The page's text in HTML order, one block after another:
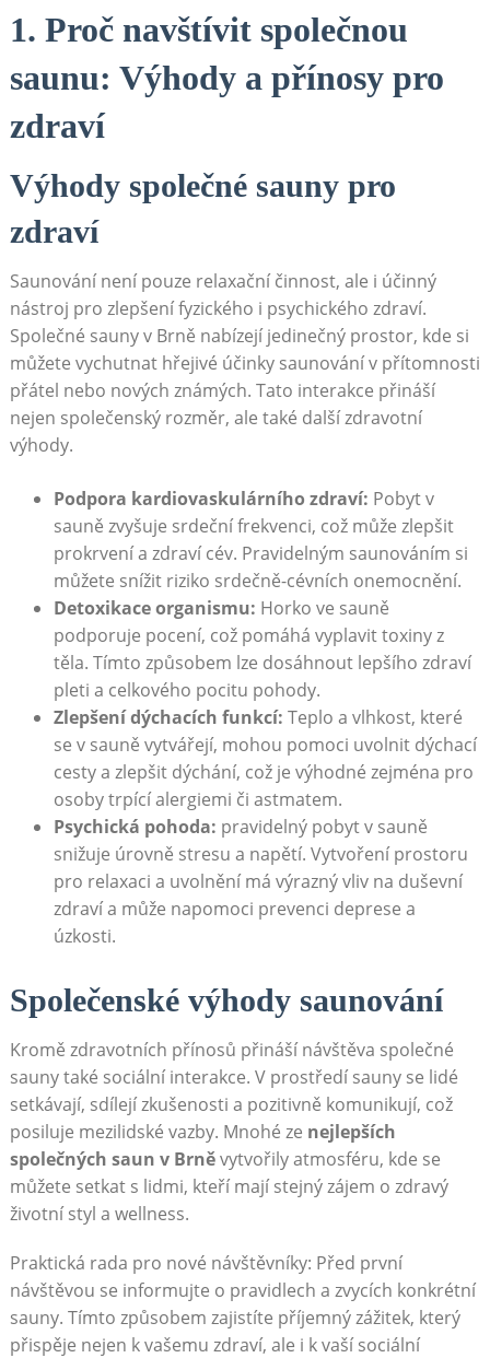
1. Proč navštívit společnou
saunu: Výhody a přínosy pro
zdraví
Výhody společné sauny pro
zdraví
Saunování není pouze relaxační činnost, ale i účinný
nástroj pro zlepšení fyzického i psychického zdraví.
Společné sauny v Brně nabízejí jedinečný prostor, kde si
můžete vychutnat hřejivé účinky saunování v přítomnosti
přátel nebo nových známých. Tato interakce přináší
nejen společenský rozměr, ale také další zdravotní
výhody.
Podpora kardiovaskulárního zdraví: Pobyt v
sauně zvyšuje srdeční frekvenci, což může zlepšit
prokrvení a zdraví cév. Pravidelným saunováním si
můžete snížit riziko srdečně-cévních onemocnění.
Detoxikace organismu: Horko ve sauně
podporuje pocení, což pomáhá vyplavit toxiny z
těla. Tímto způsobem lze dosáhnout lepšího zdraví
pleti a celkového pocitu pohody.
Zlepšení dýchacích funkcí: Teplo a vlhkost, které
se v sauně vytvářejí, mohou pomoci uvolnit dýchací
cesty a zlepšit dýchání, což je výhodné zejména pro
osoby trpící alergiemi či astmatem.
Psychická pohoda: pravidelný pobyt v sauně
snižuje úrovně stresu a napětí. Vytvoření prostoru
pro relaxaci a uvolnění má výrazný vliv na duševní
zdraví a může napomoci prevenci deprese a
úzkosti.
Společenské výhody saunování
Kromě zdravotních přínosů přináší návštěva společné
sauny také sociální interakce. V prostředí sauny se lidé
setkávají, sdílejí zkušenosti a pozitivně komunikují, což
posiluje mezilidské vazby. Mnohé ze nejlepších
společných saun v Brněvytvořily atmosféru, kde se
můžete setkat s lidmi, kteří mají stejný zájem o zdravý
životní styl a wellness.
Praktická rada pro nové návštěvníky: Před první
návštěvou se informujte o pravidlech a zvycích konkrétní
sauny. Tímto způsobem zajistíte příjemný zážitek, který
přispěje nejen k vašemu zdraví, ale i k vaší sociální